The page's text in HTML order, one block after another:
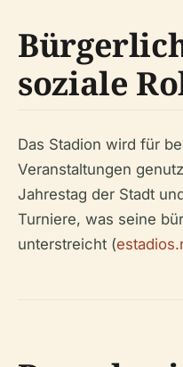
soziale
Das Stadion wird für
Veranstaltungen
Jahrestag der Stadt
Turniere, was seine
unterstreicht (